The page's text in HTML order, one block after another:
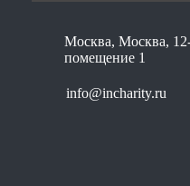
Москва, Москва,
помещение 1
info@incharity.ru